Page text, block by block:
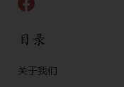
目录
关于我们